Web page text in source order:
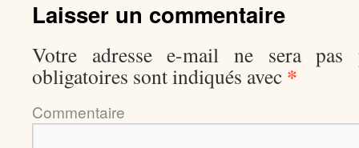
Laisser un commentaire
Votre adresse e-mail ne sera pas
obligatoires sont indiqués avec *